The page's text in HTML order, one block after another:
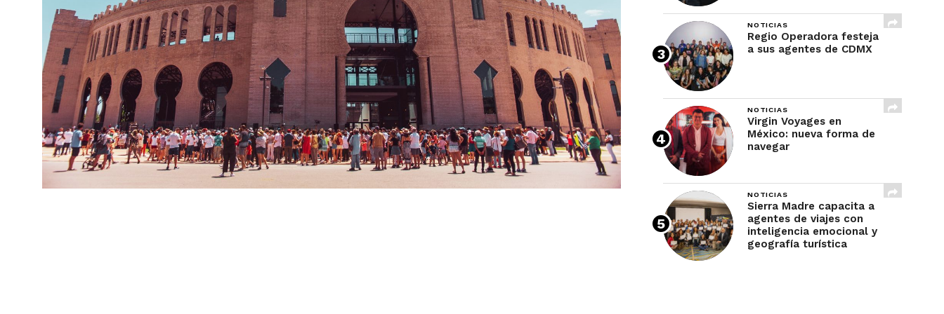
NOTICIAS
Regio Operadora festeja
a sus agentes de CDMX
NOTICIAS
Virgin Voyages en
México: nueva forma de
navegar
NOTICIAS
Sierra Madre capacita a
agentes de viajes con
inteligencia emocional y
geografía turística